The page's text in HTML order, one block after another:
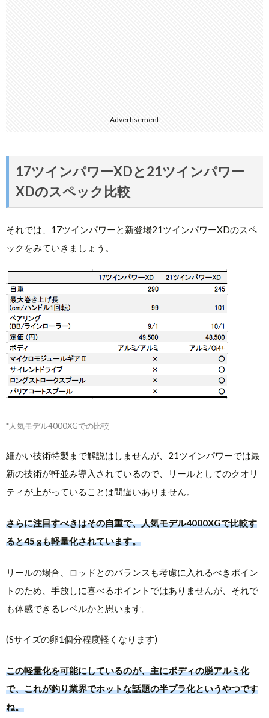
Advertisement
17ツインパワーXDと21ツインパワー
XDのスペック比較
それでは、17ツインパワーと新登場21ツインパワーXDのスペ
ックをみていきましょう。
*人気モデル4000XGでの比較
細かい技術特製まで解説はしませんが、21ツインパワーでは最
新の技術が軒並み導入されているので、リールとしてのクオリ
ティが上がっていることは間違いありません。
さらに注目すべきはその自重で、人気モデル4000XGで比較す
ると45 gも軽量化されています。
リールの場合、ロッドとのバランスも考慮に入れるべきポイン
トのため、手放しに喜べるポイントではありませんが、それで
も体感できるレベルかと思います。
(Sサイズの卵1個分程度軽くなります)
この軽量化を可能にしているのが、主にボディの脱アルミ化
で、これが釣り業界でホットな話題の半プラ化というやつです
ね。